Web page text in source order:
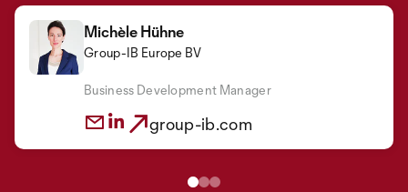
Michèle Hühne
Group-IB Europe BV
Business Development Manager
group-ib.com
Head of PreSales, EU
Channel Director